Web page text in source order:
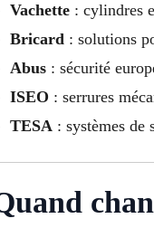
Vachette : cylindres
Bricard : solutions
Abus : sécurité
ISEO : serrures
TESA : systèmes de